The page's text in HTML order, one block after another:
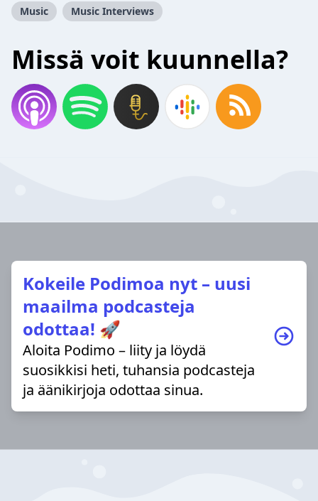
Music Music Interviews
Missä voit kuunnella?
Kokeile Podimoa nyt – uusi
maailma podcasteja
odottaa! 🚀
Aloita Podimo – liity ja löydä
suosikkisi heti, tuhansia podcasteja
ja äänikirjoja odottaa sinua.